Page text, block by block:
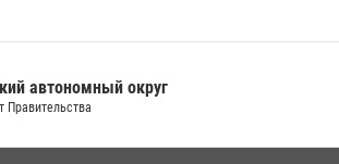
3
войска правопорядка на охране
поверженной Германии (видео)
автономный округ
Правительства